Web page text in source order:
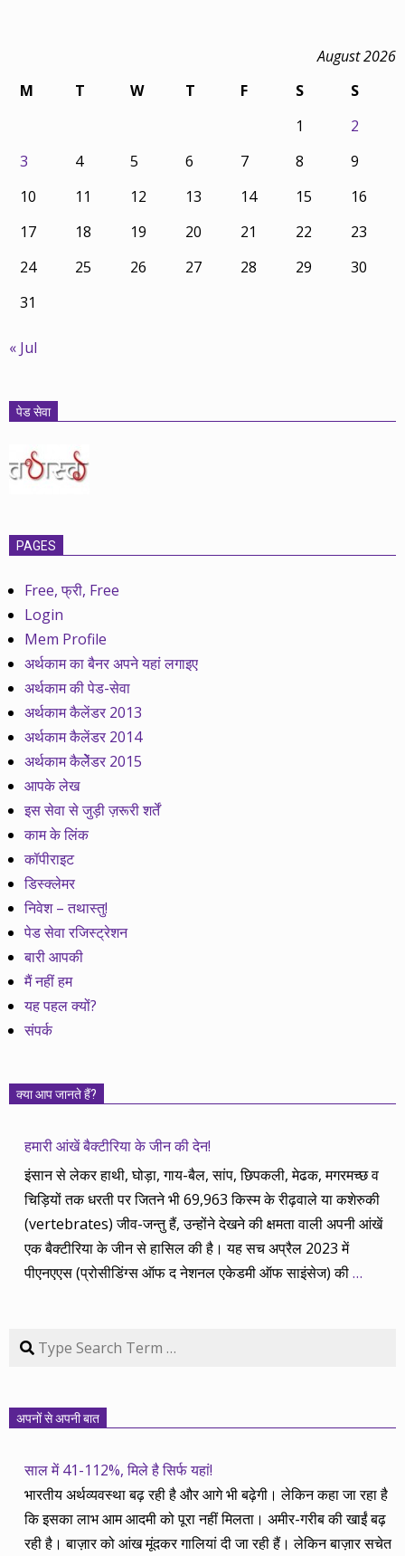
August 2026
M
T W T F S
S
1
2
3
4 5 6 7 8
9
10
11 12 13 14 15
16
17
18 19 20 21 22
23
24
25 26 27 28 29
30
31
« Jul
पेड सेवा
PAGES
Free, फ्री, Free
Login
Mem Profile
अर्थकाम का बैनर अपने यहां लगाइए
अर्थकाम की पेड-सेवा
अर्थकाम कैलेंडर 2013
अर्थकाम कैलेंडर 2014
अर्थकाम कैलेेंडर 2015
आपके लेख
इस सेवा से जुड़ी ज़रूरी शर्तें
काम के लिंक
कॉपीराइट
डिस्क्लेमर
निवेश – तथास्तु!
पेड सेवा रजिस्ट्रेशन
बारी आपकी
मैं नहीं हम
यह पहल क्यों?
संपर्क
क्या आप जानते हैं?
हमारी आंखें बैक्टीरिया के जीन की देन!
इंसान से लेकर हाथी, घोड़ा, गाय-बैल, सांप, छिपकली, मेढक, मगरमच्छ व
चिड़ियों तक धरती पर जितने भी 69,963 किस्म के रीढ़वाले या कशेरुकी
(vertebrates) जीव-जन्तु हैं, उन्होंने देखने की क्षमता वाली अपनी आंखें
एक बैक्टीरिया के जीन से हासिल की है। यह सच अप्रैल 2023 में
पीएनएएस (प्रोसीडिंग्स ऑफ द नेशनल एकेडमी ऑफ साइंसेज) की…
Search
अपनों से अपनी बात
साल में 41-112%, मिले है सिर्फ यहां!
भारतीय अर्थव्यवस्था बढ़ रही है और आगे भी बढ़ेगी। लेकिन कहा जा रहा है
कि इसका लाभ आम आदमी को पूरा नहीं मिलता। अमीर-गरीब की खाईं बढ़
रही है। बाज़ार को आंख मूंदकर गालियां दी जा रही हैं। लेकिन बाज़ार सचेत